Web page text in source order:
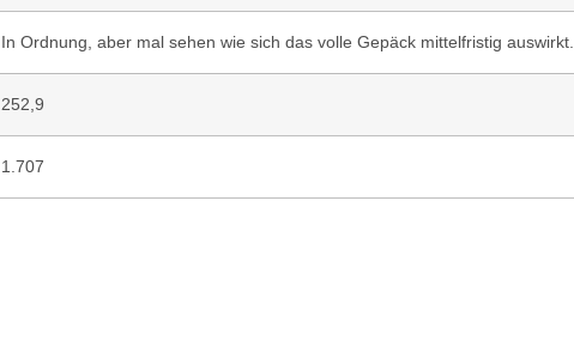
In Ordnung, aber mal sehen wie sich das volle Gepäck mittelfristig auswirkt.
252,9
1.707